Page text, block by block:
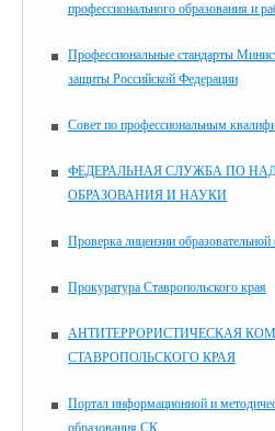
профессионального образования и
Профессиональные стандарты
защиты Российской Федерации
Совет по профессиональным
ФЕДЕРАЛЬНАЯ СЛУЖБА ПО
ОБРАЗОВАНИЯ И НАУКИ
Проверка лицензии
Прокуратура Ставропольского края
АНТИТЕРРОРИСТИЧЕСКАЯ
СТАВРОПОЛЬСКОГО КРАЯ
Портал информационной и
образования СК